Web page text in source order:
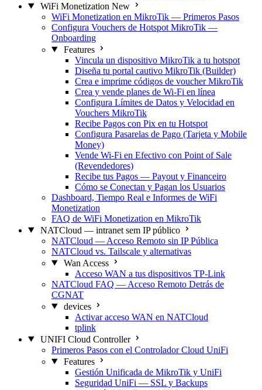
WiFi Monetization New
WiFi Monetization en MikroTik — Primeros Pasos
Configura Vouchers de Hotspot MikroTik —
Onboarding
Features
Vincula un dispositivo MikroTik a tu hotspot
Diseña tu portal cautivo MikroTik (Builder)
Crea e imprime códigos de voucher MikroTik
Crea y vende planes de Wi-Fi en línea
Configura Límites de Datos y Velocidad en
Vouchers MikroTik
Recibe Pagos con Pix en tu Hotspot
Configura Pasarelas de Pago (Tarjeta y Mobile
Money)
Vende Wi-Fi en Efectivo con Point of Sale
(Revendedores)
Recibe tus Pagos — Payout y Financeiro
Cómo se Conectan y Pagan los Usuarios
Dashboard, Tiempo Real e Informes de WiFi
Monetization
FAQ de WiFi Monetization en MikroTik
NATCloud — intranet sem IP público
NATCloud — Acceso Remoto sin IP Pública
NATCloud vs. Tailscale y alternativas
Wan Access
Acceso WAN a tus dispositivos TP-Link
NATCloud FAQ — Acceso Remoto Detrás de
CGNAT
devices
Activar acceso WAN en NATCloud
tplink
UNIFI Cloud Controller
Primeros Pasos con el Controlador Cloud UniFi
Features
Gestión Unificada de MikroTik y UniFi
Seguridad UniFi — SSL y Backups